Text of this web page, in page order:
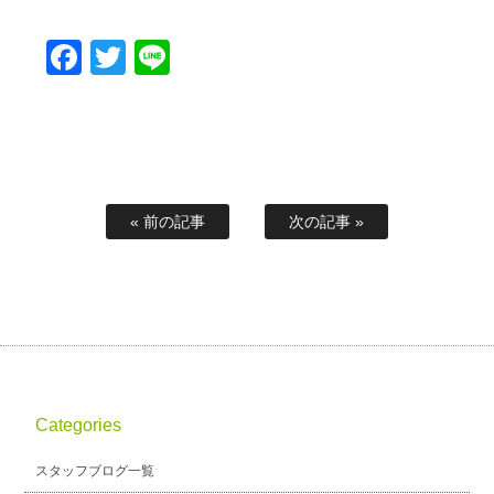
Facebook
Twitter
« 前の記事 次の記事 »
Categories
スタッフブログ一覧